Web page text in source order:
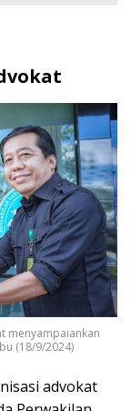
menyampaiankan
(18/9/2024)
advokat